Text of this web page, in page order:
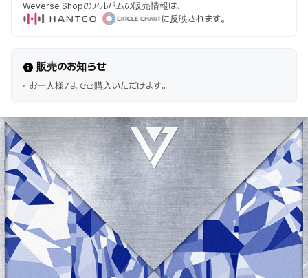
Weverse Shopのアルバムの販売情報は、
に反映されます。
販売のお知らせ
お一人様7までご購入いただけます。